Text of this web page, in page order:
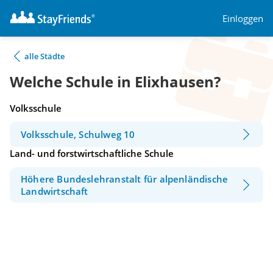
Einloggen
alle Städte
Welche Schule in Elixhausen?
Volksschule
Volksschule, Schulweg 10
Land- und forstwirtschaftliche Schule
Höhere Bundeslehranstalt für alpenländische
Landwirtschaft